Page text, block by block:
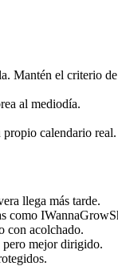
Mantén el criterio
al mediodía.
propio calendario real.
llega más tarde.
como
con acolchado.
pero mejor dirigido.